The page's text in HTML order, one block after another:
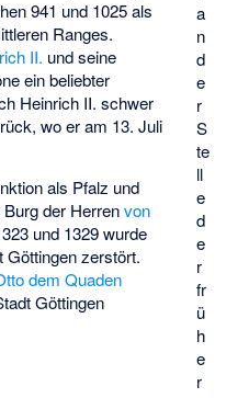
a
n
d
e
r
S
te
ll
e
d
e
r
fr
ü
h
e
r
941 und 1025 als
Ranges.
II. und seine
ein beliebter
Heinrich II. schwer
wo er am 13. Juli
als Pfalz und
Burg der Herrenvon
und 1329 wurde
Göttingen zerstört.
dem Quaden
Göttingen